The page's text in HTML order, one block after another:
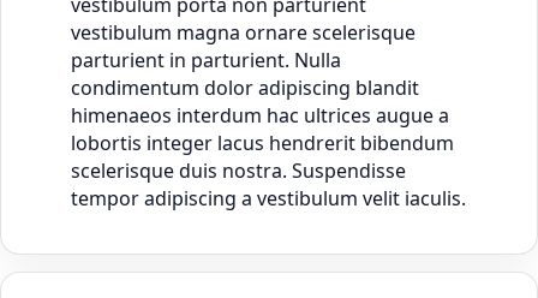
vestibulum magna ornare scelerisque
parturient in parturient. Nulla
condimentum dolor adipiscing blandit
himenaeos interdum hac ultrices augue a
lobortis integer lacus hendrerit bibendum
scelerisque duis nostra. Suspendisse
tempor adipiscing a vestibulum velit iaculis.